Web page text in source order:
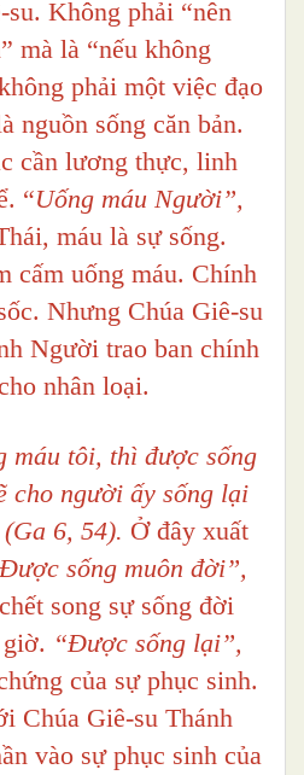
Không phải “nên
mà là “nếu không
phải một việc đạo
nguồn sống căn bản.
cần lương thực, linh
“Uống máu Người”,
máu là sự sống.
cấm uống máu. Chính
Nhưng Chúa Giê-su
Người trao ban chính
nhân loại.
máu tôi, thì được sống
cho người ấy sống lại
6, 54). Ở đây xuất
sống muôn đời”,
song sự sống đời
“Được sống lại”,
của sự phục sinh.
Chúa Giê-su Thánh
vào sự phục sinh của